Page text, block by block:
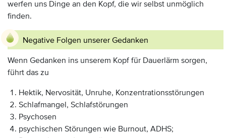
werfen uns Dinge an den Kopf, die wir selbst unmöglich
finden.
Negative Folgen unserer Gedanken
Wenn Gedanken ins unserem Kopf für Dauerlärm sorgen,
führt das zu
Hektik, Nervosität, Unruhe, Konzentrationsstörungen
Schlafmangel, Schlafstörungen
Psychosen
psychischen Störungen wie Burnout, ADHS;